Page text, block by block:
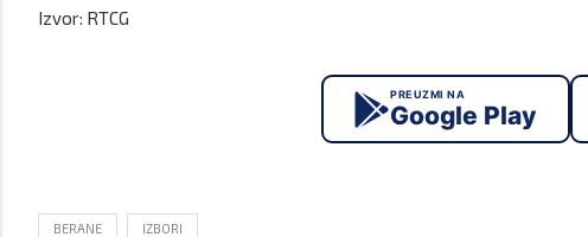
Izvor: RTCG
PREUZMI NA
Google Play
BERANE IZBORI